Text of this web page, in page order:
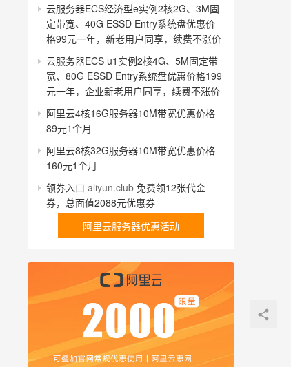
云服务器ECS经济型e实例2核2G、3M固
定带宽、40G ESSD Entry系统盘优惠价
格99元一年，新老用户同享，续费不涨价
云服务器ECS u1实例2核4G、5M固定带
宽、80G ESSD Entry系统盘优惠价格199
元一年，企业新老用户同享，续费不涨价
阿里云4核16G服务器10M带宽优惠价格
89元1个月
阿里云8核32G服务器10M带宽优惠价格
160元1个月
领券入口 aliyun.club 免费领12张代金
券，总面值2088元优惠券
阿里云服务器优惠活动